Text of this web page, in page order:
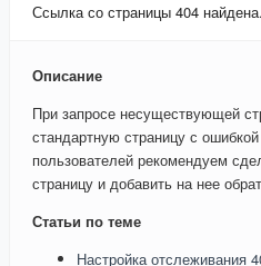
Ссылка со страницы 404 найдена.
Описание
При запросе несуществующей
стандартную страницу с
пользователей рекомендуем
страницу и добавить на нее
Статьи по теме
Настройка отслеживания